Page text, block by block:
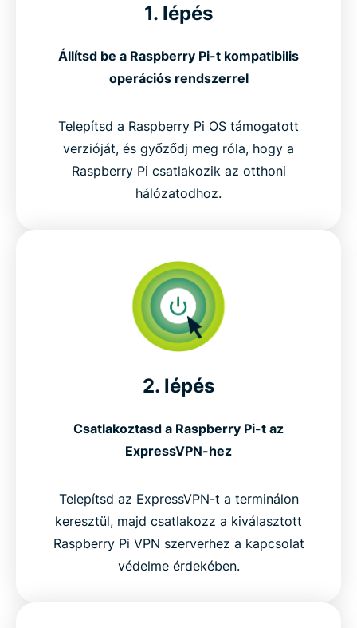
1. lépés
Állítsd be a Raspberry Pi-t kompatibilis
operációs rendszerrel
Telepítsd a Raspberry Pi OS támogatott
verzióját, és győződj meg róla, hogy a
Raspberry Pi csatlakozik az otthoni
hálózatodhoz.
2. lépés
Csatlakoztasd a Raspberry Pi-t az
ExpressVPN-hez
Telepítsd az ExpressVPN-t a terminálon
keresztül, majd csatlakozz a kiválasztott
Raspberry Pi VPN szerverhez a kapcsolat
védelme érdekében.